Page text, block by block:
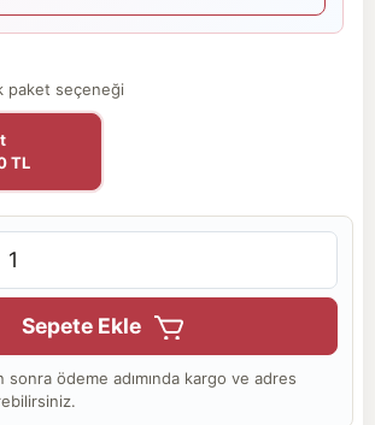
paket seçeneği
TL
Sepete Ekle
ödeme adımında kargo ve adres